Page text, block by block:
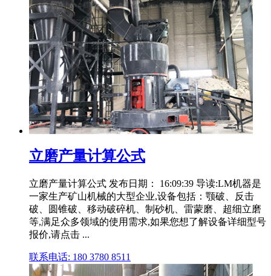
立磨产量计算公式
立磨产量计算公式 发布日期： 16:09:39 导读:LM机器是
一家生产矿山机械的大型企业,设备包括：颚破、反击
破、圆锥破、移动破碎机、制砂机、雷蒙磨、超细立磨
等,满足众多领域的使用需求,如果您想了解设备详细型号
报价,请点击 ...
联系电话: 180 3780 8511